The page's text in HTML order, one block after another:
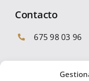
Contacto
675 98 03 96